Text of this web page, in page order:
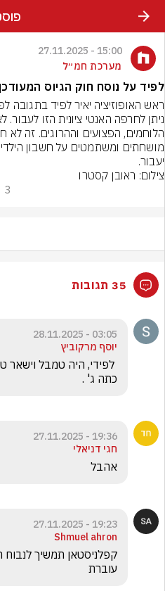
15:00 - 27.11.2025
מערכת חמ״ל
לפיד על נוסח חוק הגיוס
יעבור.
צילום: ראובן קסטרו
3
35 תגובות
03:05 - 28.11.2025
יוסף מרקוביץ
כתה ג' .
19:36 - 27.11.2025
חגי דניאלי
אהבל
19:23 - 27.11.2025
Shmuel ahron
עוברת